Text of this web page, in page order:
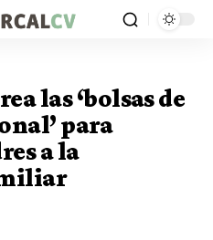
las ‘bolsas de
para
a la